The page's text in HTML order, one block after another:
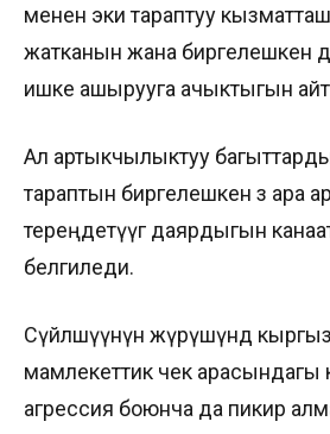
менен эки тараптуу
жатканын жана биргелешкен
ишке ашырууга ачыктыгын
Ал артыкчылыктуу
тараптын биргелешкен өз ара
тереңдетүүгө даярдыгын
белгиледи.
Сүйлөшүүнүн жүрүшүндө
мамлекеттик чек арасындагы
агрессия боюнча да пикир